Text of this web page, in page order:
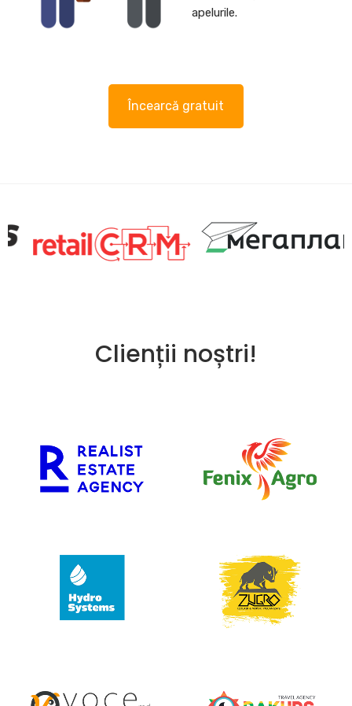
apelurile.
Încearcă gratuit
Clienții noștri!